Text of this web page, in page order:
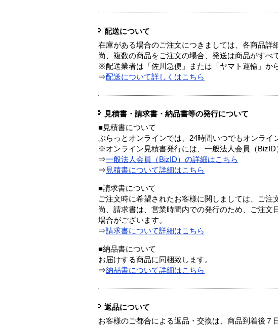
配送について
在庫がある場合のご注文につきましては、各商品詳
尚、複数の商品をご注文の場合、発送は商品がすべ
※配送業者は「佐川急便」または「ヤマト運輸」か
⇒配送について詳しくはこちら
見積書・請求書・納品書等の発行について
■見積書について
ぷらっとオンラインでは、24時間いつでもオンライ
※オンライン見積書発行には、一般法人会員（BizID
⇒一般法人会員（BizID）の詳細はこちら
⇒ 見積書について詳細はこちら
■請求書について
ご注文時に希望されたお客様に関しましては、ご注
尚、請求書は、営業時間内での発行のため、ご注
場合がございます。
⇒請求書について詳細はこちら
■納品書について
お届けする商品に同梱致します。
⇒納品書について詳細はこちら
返品について
お客様のご都合による返品・交換は、商品到着後